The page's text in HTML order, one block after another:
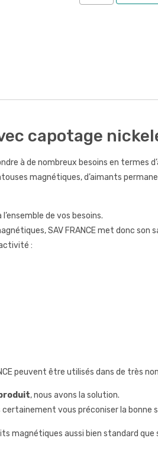
capotage
à de nombreux besoins en termes
magnétiques, d’aimants
de vos besoins.
SAV FRANCE met donc
:
peuvent être utilisés dans de très
, nous avons la solution.
vous préconiser la bonne
magnétiques aussi bien standard que